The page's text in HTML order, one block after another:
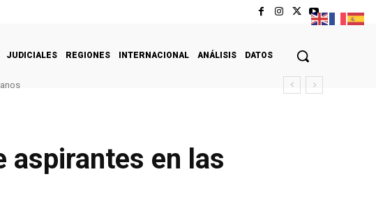
JUDICIALES REGIONES INTERNACIONAL ANÁLISIS DATOS
aspirantes en las